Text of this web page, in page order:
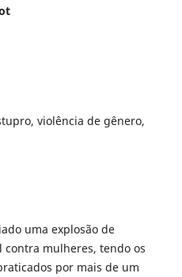
violência de gênero,
uma explosão de
contra mulheres, tendo os
por mais de um